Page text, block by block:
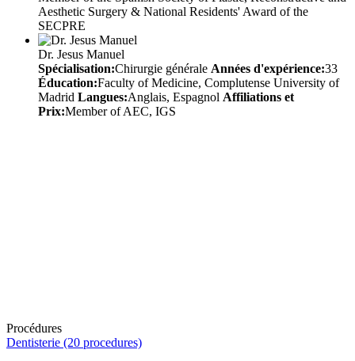
Aesthetic Surgery & National Residents' Award of the
SECPRE
Dr. Jesus Manuel
Spécialisation:Chirurgie générale Années d'expérience:33
Éducation:Faculty of Medicine, Complutense University of
Madrid Langues:Anglais, Espagnol Affiliations et
Prix:Member of AEC, IGS
Procédures
Dentisterie (20 procedures)